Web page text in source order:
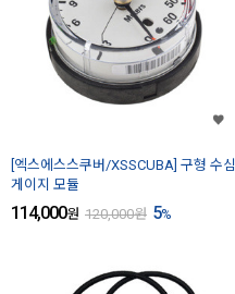
[엑스에스스쿠버/XSSCUBA] 구형 수심
게이지 모듈
114,000원 120,000원 5%